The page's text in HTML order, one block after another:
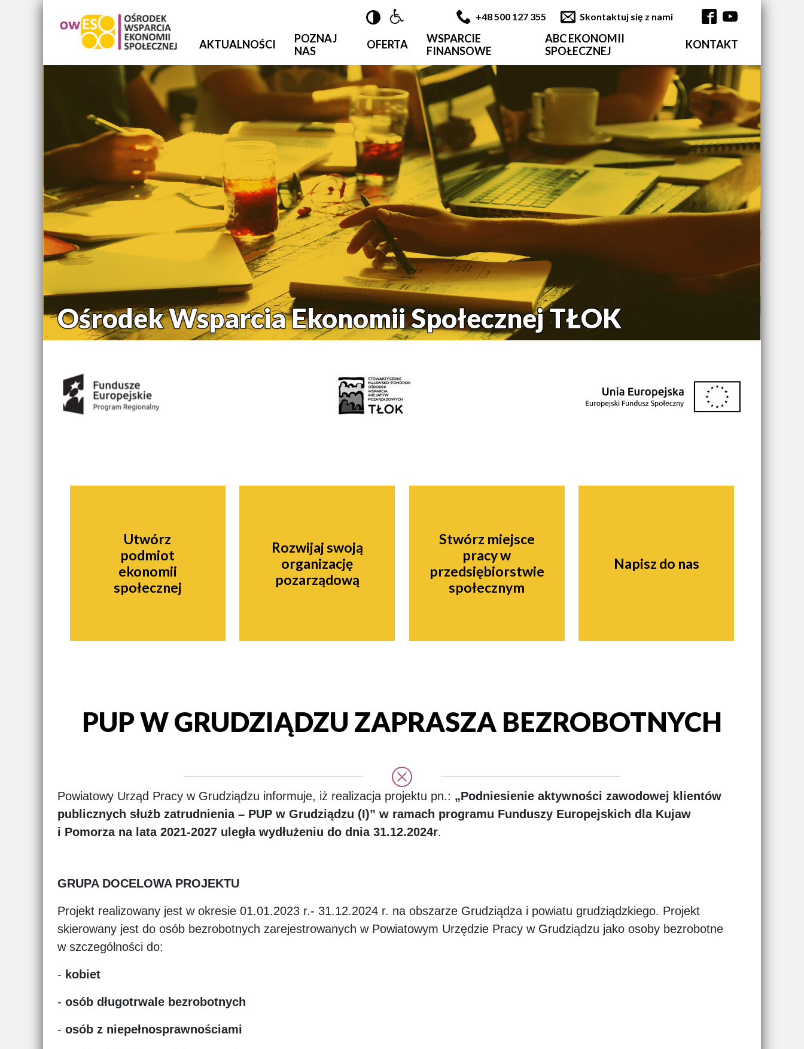
 +48 500 127 355 Skontaktuj się z nami
AKTUALNOŚCI
POZNAJ
NAS
OFERTA
WSPARCIE
FINANSOWE
ABC EKONOMII
SPOŁECZNEJ
KONTAKT
Ośrodek Wsparcia Ekonomii Społecznej TŁOK
Nawigacja
Utwórz
podmiot
ekonomii
społecznej
Rozwijaj swoją
organizację
pozarządową
Stwórz miejsce
pracy w
przedsiębiorstwie
społecznym
Napisz do nas
PUP W GRUDZIĄDZU ZAPRASZA BEZROBOTNYCH
Powiatowy Urząd Pracy w Grudziądzu informuje, iż realizacja projektu pn.: „Podniesienie aktywności zawodowej klientów
publicznych służb zatrudnienia – PUP w Grudziądzu (I)” w ramach programu Funduszy Europejskich dla Kujaw
i Pomorza na lata 2021-2027 uległa wydłużeniu do dnia 31.12.2024r.
GRUPA DOCELOWA PROJEKTU
Projekt realizowany jest w okresie 01.01.2023 r.- 31.12.2024 r. na obszarze Grudziądza i powiatu grudziądzkiego. Projekt
skierowany jest do osób bezrobotnych zarejestrowanych w Powiatowym Urzędzie Pracy w Grudziądzu jako osoby bezrobotne
w szczególności do:
- kobiet
- osób długotrwale bezrobotnych
- osób z niepełnosprawnościami